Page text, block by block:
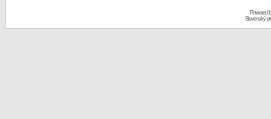
Powered
Slovenský